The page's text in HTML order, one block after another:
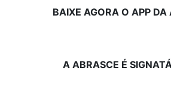
BAIXE AGORA O APP DA
A ABRASCE É